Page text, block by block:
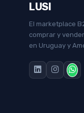
LUSI
El marketplace
comprar y
en Uruguay y